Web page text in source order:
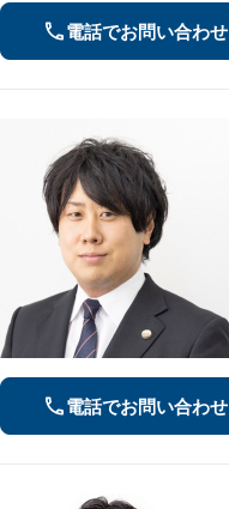
電話でお問い合わせ
電話でお問い合わせ